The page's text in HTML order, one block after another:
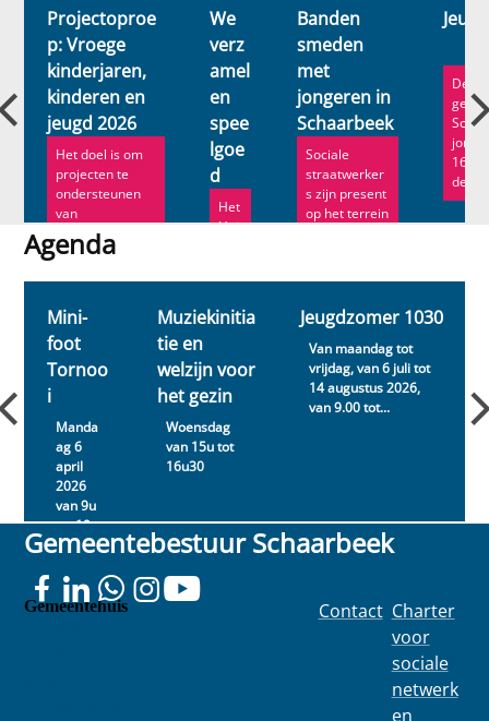
Projectoproe
p: Vroege
kinderjaren,
kinderen en
jeugd 2026
Het doel is om
projecten te
ondersteunen
van
organisaties uit
Schaarbe...
We
verz
amel
en
spee
lgoe
d
Het
Hui
de
Vro
uw
ft u
nod
ig!
Banden
smeden
met
jongeren in
Schaarbeek
Sociale
straatwerker
s zijn present
op het terrein
De
geeft
16
de
Agenda
Agenda
Mini-
foot
Tornoo
i
Manda
ag 6
april
2026
van 9u
tot 19u
Muziekinitia
tie en
welzijn voor
het gezin
Woensdag
van 15u tot
16u30
Jeugdzomer 1030
Van maandag tot
vrijdag, van 6 juli tot
14 augustus 2026,
van 9.00 tot...
Gemeentebestuur Schaarbeek
Gemeentehuis Contact Charter
voor
sociale
netwerk
en